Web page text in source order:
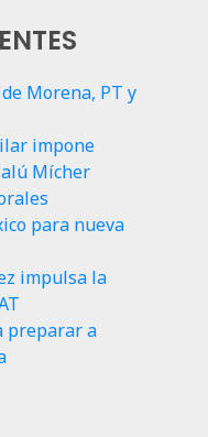
Morena, PT y
impone
Mícher
para nueva
impulsa la
preparar a